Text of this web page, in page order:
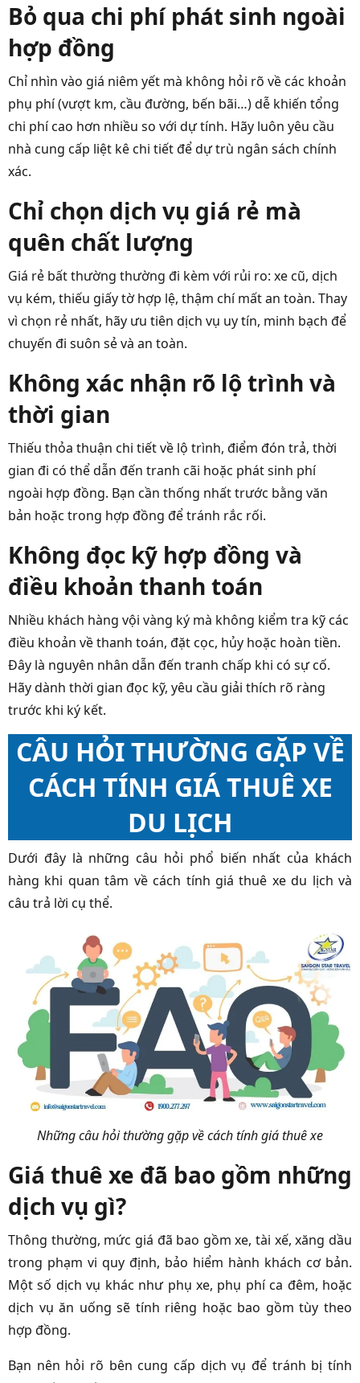
Bỏ qua chi phí phát sinh ngoài
hợp đồng
Chỉ nhìn vào giá niêm yết mà không hỏi rõ về các khoản
phụ phí (vượt km, cầu đường, bến bãi…) dễ khiến tổng
chi phí cao hơn nhiều so với dự tính. Hãy luôn yêu cầu
nhà cung cấp liệt kê chi tiết để dự trù ngân sách chính
xác.
Chỉ chọn dịch vụ giá rẻ mà
quên chất lượng
Giá rẻ bất thường thường đi kèm với rủi ro: xe cũ, dịch
vụ kém, thiếu giấy tờ hợp lệ, thậm chí mất an toàn. Thay
vì chọn rẻ nhất, hãy ưu tiên dịch vụ uy tín, minh bạch để
chuyến đi suôn sẻ và an toàn.
Không xác nhận rõ lộ trình và
thời gian
Thiếu thỏa thuận chi tiết về lộ trình, điểm đón trả, thời
gian đi có thể dẫn đến tranh cãi hoặc phát sinh phí
ngoài hợp đồng. Bạn cần thống nhất trước bằng văn
bản hoặc trong hợp đồng để tránh rắc rối.
Không đọc kỹ hợp đồng và
điều khoản thanh toán
Nhiều khách hàng vội vàng ký mà không kiểm tra kỹ các
điều khoản về thanh toán, đặt cọc, hủy hoặc hoàn tiền.
Đây là nguyên nhân dẫn đến tranh chấp khi có sự cố.
Hãy dành thời gian đọc kỹ, yêu cầu giải thích rõ ràng
trước khi ký kết.
CÂU HỎI THƯỜNG GẶP VỀ
CÁCH TÍNH GIÁ THUÊ XE
DU LỊCH
Dưới đây là những câu hỏi phổ biến nhất của khách
hàng khi quan tâm về cách tính giá thuê xe du lịch và
câu trả lời cụ thể.
Những câu hỏi thường gặp về cách tính giá thuê xe
Giá thuê xe đã bao gồm những
dịch vụ gì?
Thông thường, mức giá đã bao gồm xe, tài xế, xăng dầu
trong phạm vi quy định, bảo hiểm hành khách cơ bản.
Một số dịch vụ khác như phụ xe, phụ phí ca đêm, hoặc
dịch vụ ăn uống sẽ tính riêng hoặc bao gồm tùy theo
hợp đồng.
Bạn nên hỏi rõ bên cung cấp dịch vụ để tránh bị tính